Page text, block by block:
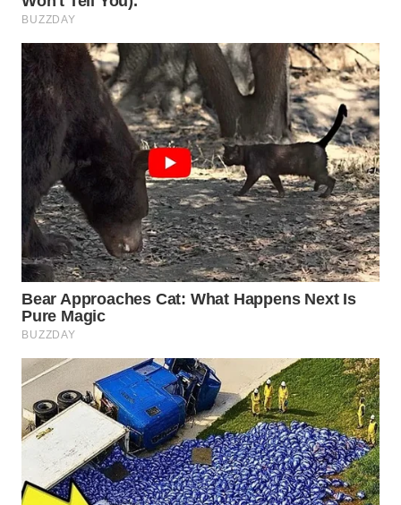
WN
BINTAN
WN
MANDALIKA
WN
LIKUPANG
WN
LABUANBAJO
WN
BORNEO
Wahana
Group
WAHANA
NEWS